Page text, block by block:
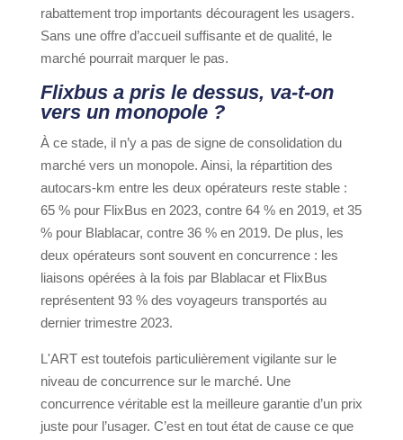
rabattement trop importants découragent les usagers.
Sans une offre d’accueil suffisante et de qualité, le
marché pourrait marquer le pas.
Flixbus a pris le dessus, va-t-on
vers un monopole ?
À ce stade, il n’y a pas de signe de consolidation du
marché vers un monopole. Ainsi, la répartition des
autocars-km entre les deux opérateurs reste stable :
65 % pour FlixBus en 2023, contre 64 % en 2019, et 35
% pour Blablacar, contre 36 % en 2019. De plus, les
deux opérateurs sont souvent en concurrence : les
liaisons opérées à la fois par Blablacar et FlixBus
représentent 93 % des voyageurs transportés au
dernier trimestre 2023.
L'ART est toutefois particulièrement vigilante sur le
niveau de concurrence sur le marché. Une
concurrence véritable est la meilleure garantie d’un prix
juste pour l’usager. C’est en tout état de cause ce que